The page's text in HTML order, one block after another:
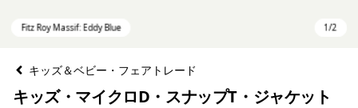
キッズ＆ベビー・フェアトレード
キッズ・マイクロD・スナップT・ジャケット